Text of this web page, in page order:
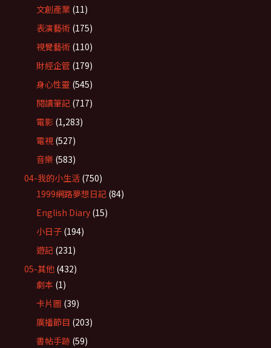
文創產業 (11)
表演藝術 (175)
視覺藝術 (110)
財經企管 (179)
身心性靈 (545)
閱讀筆記 (717)
電影 (1,283)
電視 (527)
音樂 (583)
04-我的小生活 (750)
1999網路夢想日記 (84)
English Diary (15)
小日子 (194)
遊記 (231)
05-其他 (432)
劇本 (1)
卡片圖 (39)
廣播節目 (203)
書帖手跡 (59)